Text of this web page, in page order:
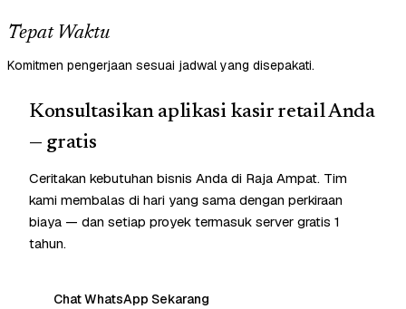
Tepat Waktu
Komitmen pengerjaan sesuai jadwal yang disepakati.
Konsultasikan aplikasi kasir retail Anda
— gratis
Ceritakan kebutuhan bisnis Anda di Raja Ampat. Tim
kami membalas di hari yang sama dengan perkiraan
biaya — dan setiap proyek termasuk server gratis 1
tahun.
Chat WhatsApp Sekarang